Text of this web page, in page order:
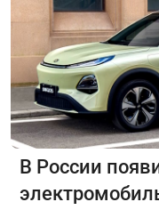
В России